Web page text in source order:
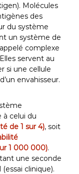
Molécules
des
du système
un système de
complexe
servent au
si une cellule
envahisseur.
à celui du
de 1 sur 4), soit
1 000 000).
une seconde
clinique).